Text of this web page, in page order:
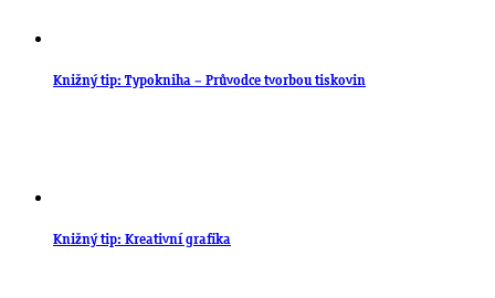
Knižný tip: Typokniha – Průvodce tvorbou tiskovin
Knižný tip: Kreativní grafika